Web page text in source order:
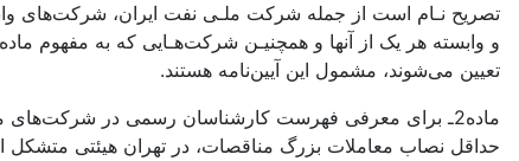
تصریح نـام است از جمله شرکت ملـی نفت ایران، شرکت‌های
تعیین می‌شوند، مشمول این آیین‌نامه هستند.
حداقل نصاب معاملات بزرگ مناقصات، در تهران هیئتی متشکل